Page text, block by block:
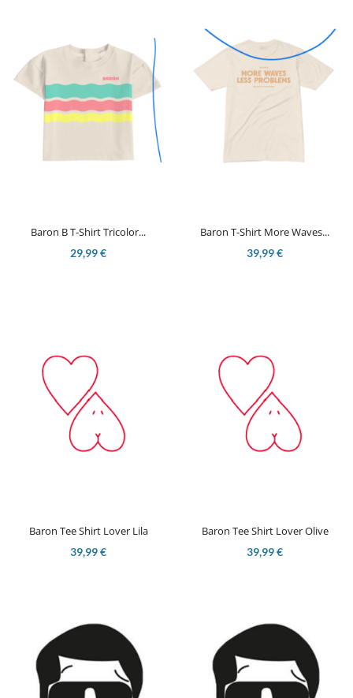
Baron B T-Shirt Tricolor...
29,99 €
Baron T-Shirt More Waves...
39,99 €
Baron Tee Shirt Lover Lila
39,99 €
Baron Tee Shirt Lover Olive
39,99 €